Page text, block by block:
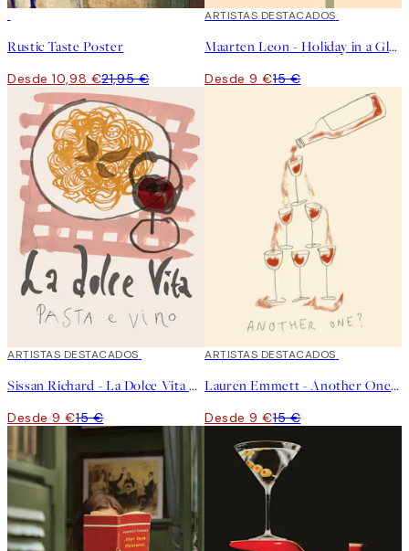
Rustic Taste Poster
Desde 10,98 €21,95 €
40%*
ARTISTAS DESTACADOS
Maarten Leon - Holiday in a Glass No1 Poster
Desde 9 €15 €
40%*
ARTISTAS DESTACADOS
Sissan Richard - La Dolce Vita Poster
Desde 9 €15 €
40%*
ARTISTAS DESTACADOS
Lauren Emmett - Another One Poster
Desde 9 €15 €